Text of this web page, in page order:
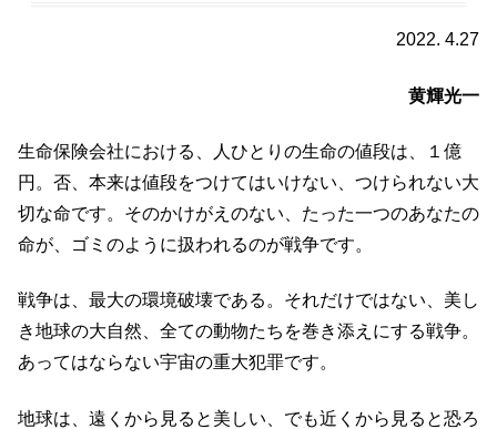
2022. 4.27
黄輝光一
生命保険会社における、人ひとりの生命の値段は、１億
円。否、本来は値段をつけてはいけない、つけられない大
切な命です。そのかけがえのない、たった一つのあなたの
命が、ゴミのように扱われるのが戦争です。
戦争は、最大の環境破壊である。それだけではない、美し
き地球の大自然、全ての動物たちを巻き添えにする戦争。
あってはならない宇宙の重大犯罪です。
地球は、遠くから見ると美しい、でも近くから見ると恐ろ